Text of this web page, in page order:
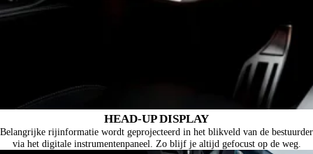
HEAD-UP DISPLAY
Belangrijke rijinformatie wordt geprojecteerd in het blikveld van de bestuurder
via het digitale instrumentenpaneel. Zo blijf je altijd gefocust op de weg.